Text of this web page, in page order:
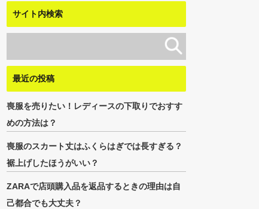
サイト内検索
最近の投稿
喪服を売りたい！レディースの下取りでおすす
めの方法は？
喪服のスカート丈はふくらはぎでは長すぎる？
裾上げしたほうがいい？
ZARAで店頭購入品を返品するときの理由は自
己都合でも大丈夫？